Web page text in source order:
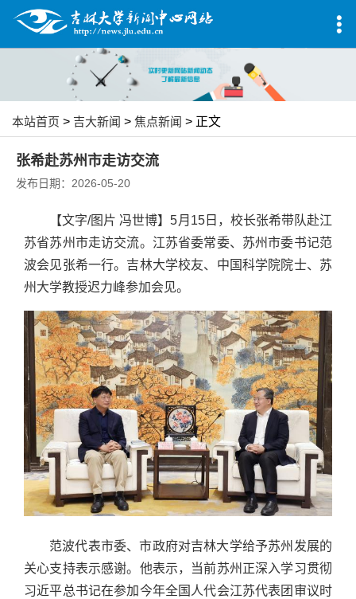
本站首页 > 吉大新闻 > 焦点新闻 > 正文
张希赴苏州市走访交流
发布日期：2026-05-20
【文字/图片 冯世博】5月15日，校长张希带队赴江
苏省苏州市走访交流。江苏省委常委、苏州市委书记范
波会见张希一行。吉林大学校友、中国科学院院士、苏
州大学教授迟力峰参加会见。
范波代表市委、市政府对吉林大学给予苏州发展的
关心支持表示感谢。他表示，当前苏州正深入学习贯彻
习近平总书记在参加今年全国人代会江苏代表团审议时